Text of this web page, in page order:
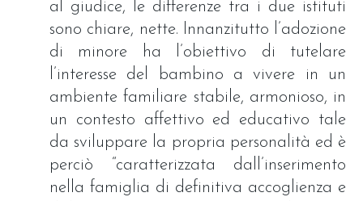
al giudice, le differenze tra i due istituti
sono chiare, nette. Innanzitutto l’adozione
di minore ha l’obiettivo di tutelare
l’interesse del bambino a vivere in un
ambiente familiare stabile, armonioso, in
un contesto affettivo ed educativo tale
da sviluppare la propria personalità ed è
perciò “caratterizzata dall’inserimento
nella famiglia di definitiva accoglienza e